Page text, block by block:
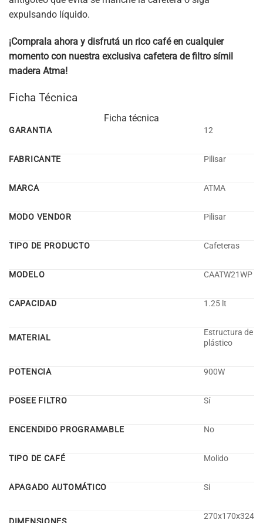
expulsando líquido.
¡Comprala ahora y disfrutá un rico café en cualquier
momento con nuestra exclusiva cafetera de filtro símil
madera Atma!
Ficha Técnica
Ficha técnica
GARANTIA 12
FABRICANTE Pilisar
MARCA ATMA
MODO VENDOR Pilisar
TIPO DE PRODUCTO Cafeteras
MODELO CAATW21WP
CAPACIDAD 1.25 lt
MATERIAL
Estructura de
plástico
POTENCIA 900W
POSEE FILTRO Sí
ENCENDIDO PROGRAMABLE No
TIPO DE CAFÉ Molido
APAGADO AUTOMÁTICO Si
270x170x324